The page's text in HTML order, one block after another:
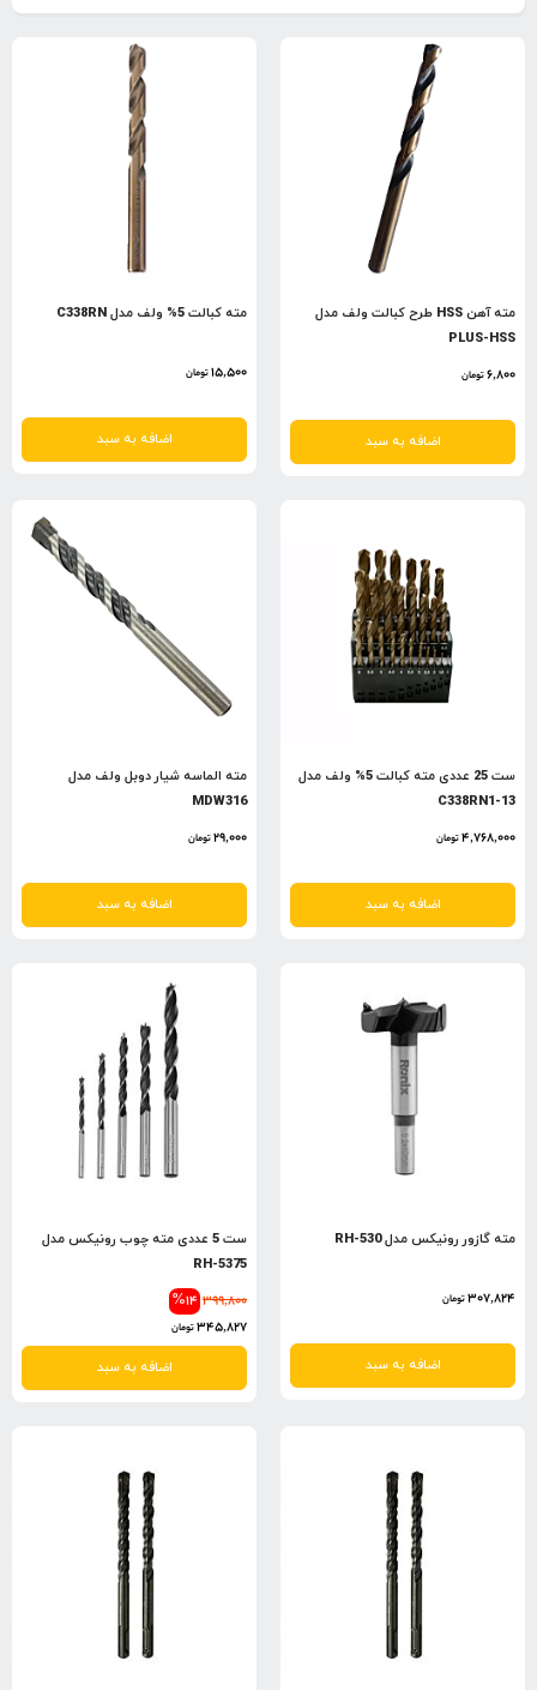
مته آهن HSS طرح کبالت ولف مدل
PLUS-HSS
6,800تومان
اضافه به سبد
مته کبالت 5% ولف مدل C338RN
15,500تومان
اضافه به سبد
ست 25 عددی مته کبالت 5% ولف مدل
C338RN1-13
4,768,000تومان
اضافه به سبد
مته الماسه شیار دوبل ولف مدل
MDW316
29,000تومان
اضافه به سبد
مته گازور رونیکس مدل RH-530
307,824تومان
اضافه به سبد
ست 5 عددی مته چوب رونیکس مدل
RH-5375
%14 399,800
345,827تومان
اضافه به سبد